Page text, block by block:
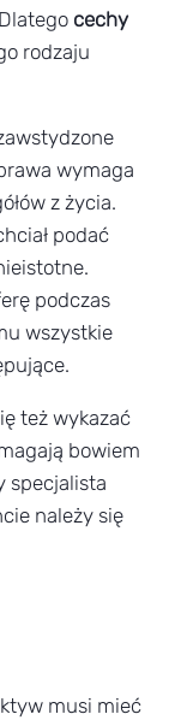
cechy
rodzaju
wymaga
z życia.
podać
podczas
wszystkie
też wykazać
bowiem
specjalista
należy się
musi mieć